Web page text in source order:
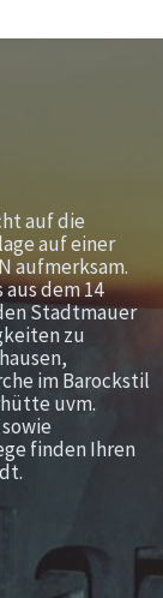
auf die
auf einer
aufmerksam.
dem 14
Stadtmauer
zu
im Barockstil
uvm.
finden Ihren